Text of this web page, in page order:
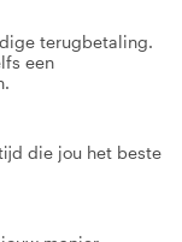
terugbetaling.
een
die jou het beste